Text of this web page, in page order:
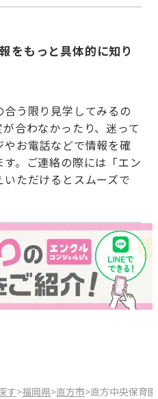
をもっと具体的に知り
う限り見学してみるの
合わなかったり、迷って
お電話などで情報を確
。ご連絡の際には「エン
ただけるとスムーズで
す>福岡県>直方市>直方中央保育園